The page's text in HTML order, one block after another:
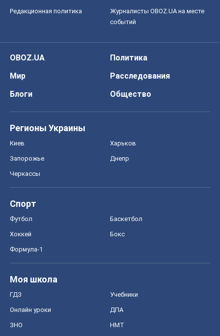
Редакционная политика
Журналисты OBOZ.UA на месте
событий
OBOZ.UA
Политика
Мир
Расследования
Блоги
Общество
Регионы Украины
Киев Харьков
Запорожье Днепр
Черкассы
Спорт
Футбол Баскетбол
Хоккей Бокс
Формула-1
Моя школа
ГДЗ Учебники
Онлайн уроки ДПА
ЗНО НМТ